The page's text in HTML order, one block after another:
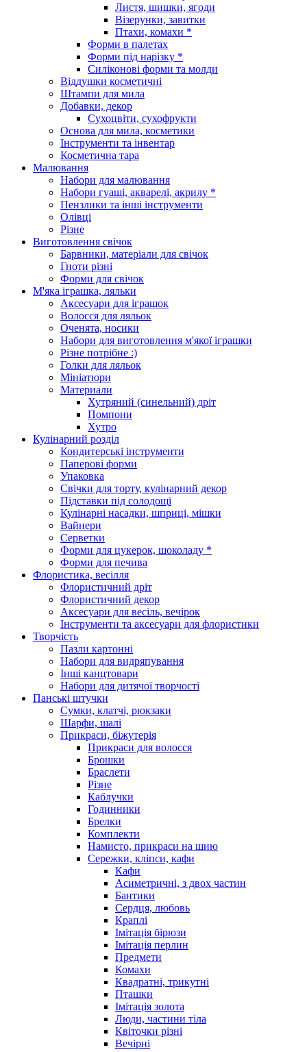
Листя, шишки, ягоди
Візерунки, завитки
Птахи, комахи *
Форми в палетах
Форми під нарізку *
Силіконові форми та молди
Віддушки косметичні
Штампи для мила
Добавки, декор
Сухоцвіти, сухофрукти
Основа для мила, косметики
Інструменти та інвентар
Косметична тара
Малювання
Набори для малювання
Набори гуаші, акварелі, акрилу *
Пензлики та інші інструменти
Олівці
Різне
Виготовлення свічок
Барвники, матеріали для свічок
Гноти різні
Форми для свічок
М'яка іграшка, ляльки
Аксесуари для іграшок
Волосся для ляльок
Оченята, носики
Набори для виготовлення м'якої іграшки
Різне потрібне :)
Голки для ляльок
Мініатюри
Материали
Хутряний (синельний) дріт
Помпони
Хутро
Кулінарний розділ
Кондитерські інструменти
Паперові форми
Упаковка
Свічки для торту, кулінарний декор
Підставки під солодощі
Кулінарні насадки, шприці, мішки
Вайнери
Серветки
Форми для цукерок, шоколаду *
Форми для печива
Флористика, весілля
Флористичний дріт
Флористичний декор
Аксесуари для весіль, вечірок
Інструменти та аксесуари для флористики
Творчість
Пазли картонні
Набори для видряпування
Інші канцтовари
Набори для дитячої творчості
Панські штучки
Сумки, клатчі, рюкзаки
Шарфи, шалі
Прикраси, біжутерія
Прикраси для волосся
Брошки
Браслети
Різне
Каблучки
Годинники
Брелки
Комплекти
Намисто, прикраси на шию
Сережки, кліпси, кафи
Кафи
Асиметричні, з двох частин
Бантики
Сердця, любовь
Краплі
Імітація бірюзи
Імітація перлин
Предмети
Комахи
Квадратні, трикутні
Пташки
Імітація золота
Люди, частини тіла
Квіточки різні
Вечірні